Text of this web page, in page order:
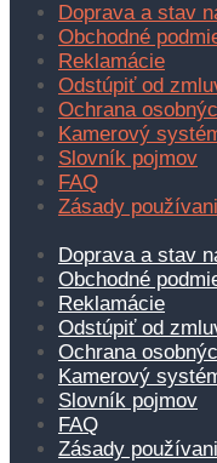
Doprava a stav
Obchodné
Reklamácie
Odstúpiť od
Ochrana
Kamerový
Slovník pojmov
FAQ
Zásady
Doprava a stav
Obchodné
Reklamácie
Odstúpiť od
Ochrana
Kamerový
Slovník pojmov
FAQ
Zásady